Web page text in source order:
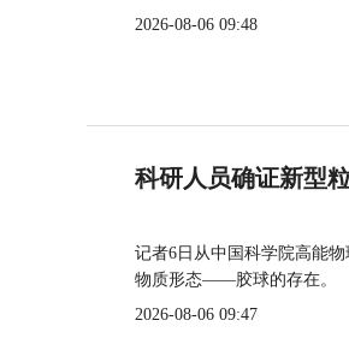
2026-08-06 09:48
科研人员确证新型
记者6日从中国科学院高能
物质形态——胶球的存在。
2026-08-06 09:47